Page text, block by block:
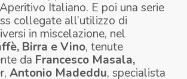
Italiano. E poi una serie
collegate all’utilizzo di
in miscelazione, nel
Birra e Vino, tenute
da Francesco Masala,
Antonio Madeddu, specialista